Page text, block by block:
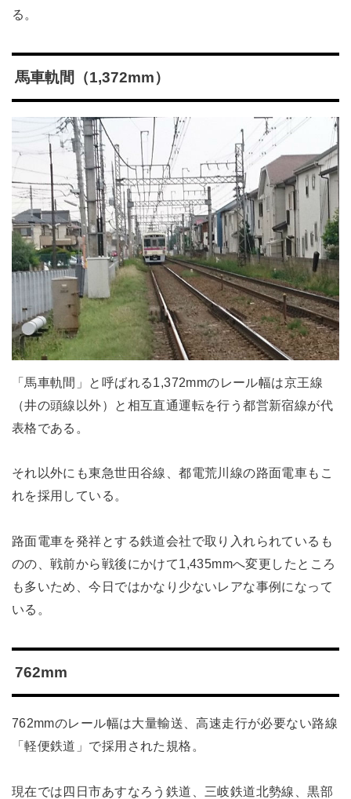
る。
馬車軌間（1,372mm）
「馬車軌間」と呼ばれる1,372mmのレール幅は京王線
（井の頭線以外）と相互直通運転を行う都営新宿線が代
表格である。
それ以外にも東急世田谷線、都電荒川線の路面電車もこ
れを採用している。
路面電車を発祥とする鉄道会社で取り入れられているも
のの、戦前から戦後にかけて1,435mmへ変更したところ
も多いため、今日ではかなり少ないレアな事例になって
いる。
762mm
762mmのレール幅は大量輸送、高速走行が必要ない路線
「軽便鉄道」で採用された規格。
現在では四日市あすなろう鉄道、三岐鉄道北勢線、黒部